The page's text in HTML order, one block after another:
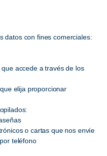
datos con fines comerciales:
accede a través de los
elija proporcionar
o cartas que nos envíe
teléfono